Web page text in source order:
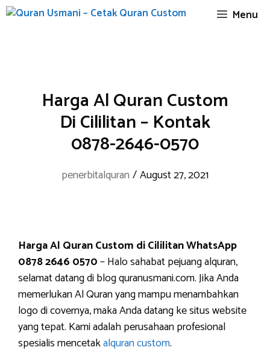
Skip
Menu
Harga Al Quran Custom
Di Cililitan – Kontak
0878-2646-0570
penerbitalquran /August 27, 2021
Harga Al Quran Custom di Cililitan WhatsApp
0878 2646 0570– Halo sahabat pejuang alquran,
selamat datang di blog quranusmani.com. Jika Anda
memerlukan Al Quran yang mampu menambahkan
logo di covernya, maka Anda datang ke situs website
yang tepat. Kami adalah perusahaan profesional
spesialis mencetakalquran custom.